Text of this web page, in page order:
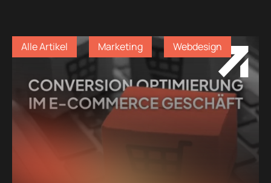
Alle Artikel Marketing Webdesign